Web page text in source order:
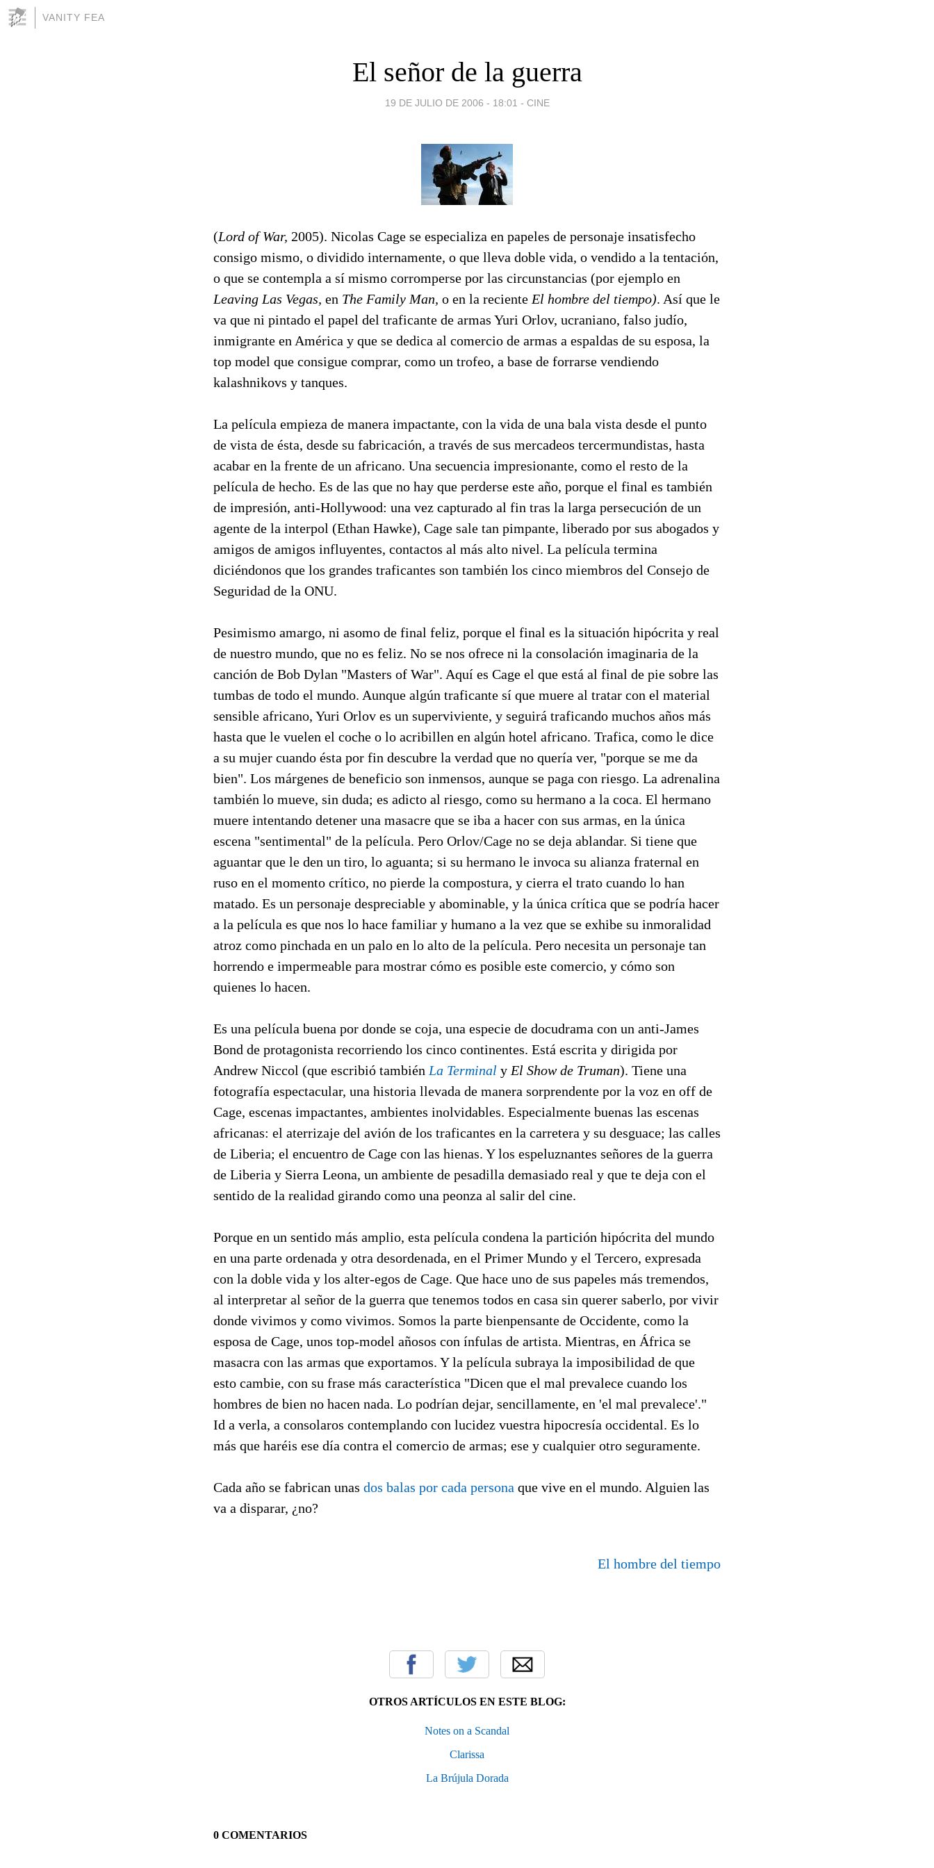
VANITY FEA
El señor de la guerra
19 DE JULIO DE 2006 - 18:01 - CINE
(Lord of War, 2005). Nicolas Cage se especializa en papeles de personaje insatisfecho
consigo mismo, o dividido internamente, o que lleva doble vida, o vendido a la tentación,
o que se contempla a sí mismo corromperse por las circunstancias (por ejemplo en
Leaving Las Vegas, en The Family Man, o en la reciente El hombre del tiempo). Así que le
va que ni pintado el papel del traficante de armas Yuri Orlov, ucraniano, falso judío,
inmigrante en América y que se dedica al comercio de armas a espaldas de su esposa, la
top model que consigue comprar, como un trofeo, a base de forrarse vendiendo
kalashnikovs y tanques.
La película empieza de manera impactante, con la vida de una bala vista desde el punto
de vista de ésta, desde su fabricación, a través de sus mercadeos tercermundistas, hasta
acabar en la frente de un africano. Una secuencia impresionante, como el resto de la
película de hecho. Es de las que no hay que perderse este año, porque el final es también
de impresión, anti-Hollywood: una vez capturado al fin tras la larga persecución de un
agente de la interpol (Ethan Hawke), Cage sale tan pimpante, liberado por sus abogados y
amigos de amigos influyentes, contactos al más alto nivel. La película termina
diciéndonos que los grandes traficantes son también los cinco miembros del Consejo de
Seguridad de la ONU.
Pesimismo amargo, ni asomo de final feliz, porque el final es la situación hipócrita y real
de nuestro mundo, que no es feliz. No se nos ofrece ni la consolación imaginaria de la
canción de Bob Dylan "Masters of War". Aquí es Cage el que está al final de pie sobre las
tumbas de todo el mundo. Aunque algún traficante sí que muere al tratar con el material
sensible africano, Yuri Orlov es un superviviente, y seguirá traficando muchos años más
hasta que le vuelen el coche o lo acribillen en algún hotel africano. Trafica, como le dice
a su mujer cuando ésta por fin descubre la verdad que no quería ver, "porque se me da
bien". Los márgenes de beneficio son inmensos, aunque se paga con riesgo. La adrenalina
también lo mueve, sin duda; es adicto al riesgo, como su hermano a la coca. El hermano
muere intentando detener una masacre que se iba a hacer con sus armas, en la única
escena "sentimental" de la película. Pero Orlov/Cage no se deja ablandar. Si tiene que
aguantar que le den un tiro, lo aguanta; si su hermano le invoca su alianza fraternal en
ruso en el momento crítico, no pierde la compostura, y cierra el trato cuando lo han
matado. Es un personaje despreciable y abominable, y la única crítica que se podría hacer
a la película es que nos lo hace familiar y humano a la vez que se exhibe su inmoralidad
atroz como pinchada en un palo en lo alto de la película. Pero necesita un personaje tan
horrendo e impermeable para mostrar cómo es posible este comercio, y cómo son
quienes lo hacen.
Es una película buena por donde se coja, una especie de docudrama con un anti-James
Bond de protagonista recorriendo los cinco continentes. Está escrita y dirigida por
Andrew Niccol (que escribió también La Terminal y El Show de Truman). Tiene una
fotografía espectacular, una historia llevada de manera sorprendente por la voz en off de
Cage, escenas impactantes, ambientes inolvidables. Especialmente buenas las escenas
africanas: el aterrizaje del avión de los traficantes en la carretera y su desguace; las calles
de Liberia; el encuentro de Cage con las hienas. Y los espeluznantes señores de la guerra
de Liberia y Sierra Leona, un ambiente de pesadilla demasiado real y que te deja con el
sentido de la realidad girando como una peonza al salir del cine.
Porque en un sentido más amplio, esta película condena la partición hipócrita del mundo
en una parte ordenada y otra desordenada, en el Primer Mundo y el Tercero, expresada
con la doble vida y los alter-egos de Cage. Que hace uno de sus papeles más tremendos,
al interpretar al señor de la guerra que tenemos todos en casa sin querer saberlo, por vivir
donde vivimos y como vivimos. Somos la parte bienpensante de Occidente, como la
esposa de Cage, unos top-model añosos con ínfulas de artista. Mientras, en África se
masacra con las armas que exportamos. Y la película subraya la imposibilidad de que
esto cambie, con su frase más característica "Dicen que el mal prevalece cuando los
hombres de bien no hacen nada. Lo podrían dejar, sencillamente, en 'el mal prevalece'."
Id a verla, a consolaros contemplando con lucidez vuestra hipocresía occidental. Es lo
más que haréis ese día contra el comercio de armas; ese y cualquier otro seguramente.
Cada año se fabrican unas dos balas por cada persona que vive en el mundo. Alguien las
va a disparar, ¿no?
El hombre del tiempo
OTROS ARTÍCULOS EN ESTE BLOG:
Notes on a Scandal
Clarissa
La Brújula Dorada
0 COMENTARIOS